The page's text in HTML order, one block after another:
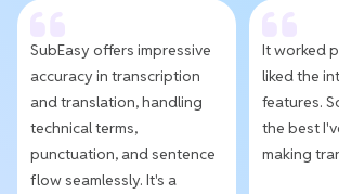
SubEasy offers impressive
accuracy in transcription
and translation, handling
technical terms,
punctuation, and sentence
flow seamlessly. It's a
It worked
liked the
features.
the best
making